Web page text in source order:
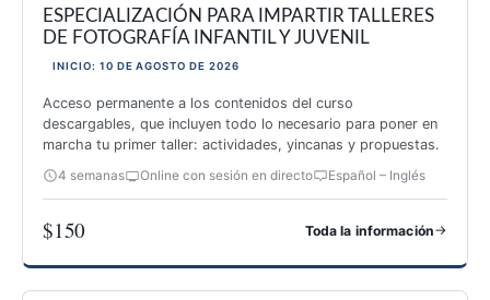
ESPECIALIZACIÓN PARA IMPARTIR TALLERES
DE FOTOGRAFÍA INFANTIL Y JUVENIL
INICIO: 10 DE AGOSTO DE 2026
Acceso permanente a los contenidos del curso
descargables, que incluyen todo lo necesario para poner en
marcha tu primer taller: actividades, yincanas y propuestas.
4 semanas Online con sesión en directo Español – Inglés
$150 Toda la información→